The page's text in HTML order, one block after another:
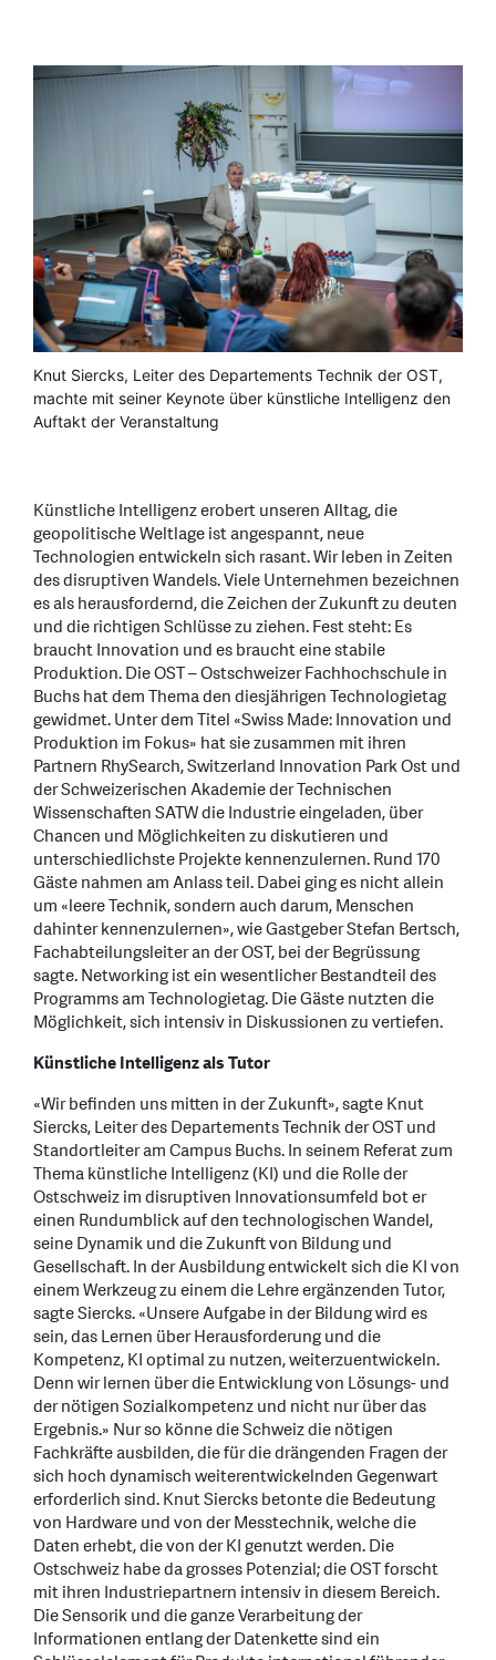
Knut Siercks, Leiter des Departements Technik der OST,
machte mit seiner Keynote über künstliche Intelligenz den
Auftakt der Veranstaltung
Künstliche Intelligenz erobert unseren Alltag, die
geopolitische Weltlage ist angespannt, neue
Technologien entwickeln sich rasant. Wir leben in Zeiten
des disruptiven Wandels. Viele Unternehmen bezeichnen
es als herausfordernd, die Zeichen der Zukunft zu deuten
und die richtigen Schlüsse zu ziehen. Fest steht: Es
braucht Innovation und es braucht eine stabile
Produktion. Die OST – Ostschweizer Fachhochschule in
Buchs hat dem Thema den diesjährigen Technologietag
gewidmet. Unter dem Titel «Swiss Made: Innovation und
Produktion im Fokus» hat sie zusammen mit ihren
Partnern RhySearch, Switzerland Innovation Park Ost und
der Schweizerischen Akademie der Technischen
Wissenschaften SATW die Industrie eingeladen, über
Chancen und Möglichkeiten zu diskutieren und
unterschiedlichste Projekte kennenzulernen. Rund 170
Gäste nahmen am Anlass teil. Dabei ging es nicht allein
um «leere Technik, sondern auch darum, Menschen
dahinter kennenzulernen», wie Gastgeber Stefan Bertsch,
Fachabteilungsleiter an der OST, bei der Begrüssung
sagte. Networking ist ein wesentlicher Bestandteil des
Programms am Technologietag. Die Gäste nutzten die
Möglichkeit, sich intensiv in Diskussionen zu vertiefen.
Künstliche Intelligenz als Tutor
«Wir befinden uns mitten in der Zukunft», sagte Knut
Siercks, Leiter des Departements Technik der OST und
Standortleiter am Campus Buchs. In seinem Referat zum
Thema künstliche Intelligenz (KI) und die Rolle der
Ostschweiz im disruptiven Innovationsumfeld bot er
einen Rundumblick auf den technologischen Wandel,
seine Dynamik und die Zukunft von Bildung und
Gesellschaft. In der Ausbildung entwickelt sich die KI von
einem Werkzeug zu einem die Lehre ergänzenden Tutor,
sagte Siercks. «Unsere Aufgabe in der Bildung wird es
sein, das Lernen über Herausforderung und die
Kompetenz, KI optimal zu nutzen, weiterzuentwickeln.
Denn wir lernen über die Entwicklung von Lösungs- und
der nötigen Sozialkompetenz und nicht nur über das
Ergebnis.» Nur so könne die Schweiz die nötigen
Fachkräfte ausbilden, die für die drängenden Fragen der
sich hoch dynamisch weiterentwickelnden Gegenwart
erforderlich sind. Knut Siercks betonte die Bedeutung
von Hardware und von der Messtechnik, welche die
Daten erhebt, die von der KI genutzt werden. Die
Ostschweiz habe da grosses Potenzial; die OST forscht
mit ihren Industriepartnern intensiv in diesem Bereich.
Die Sensorik und die ganze Verarbeitung der
Informationen entlang der Datenkette sind ein